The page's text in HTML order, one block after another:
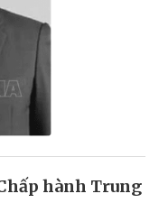
hành Trung